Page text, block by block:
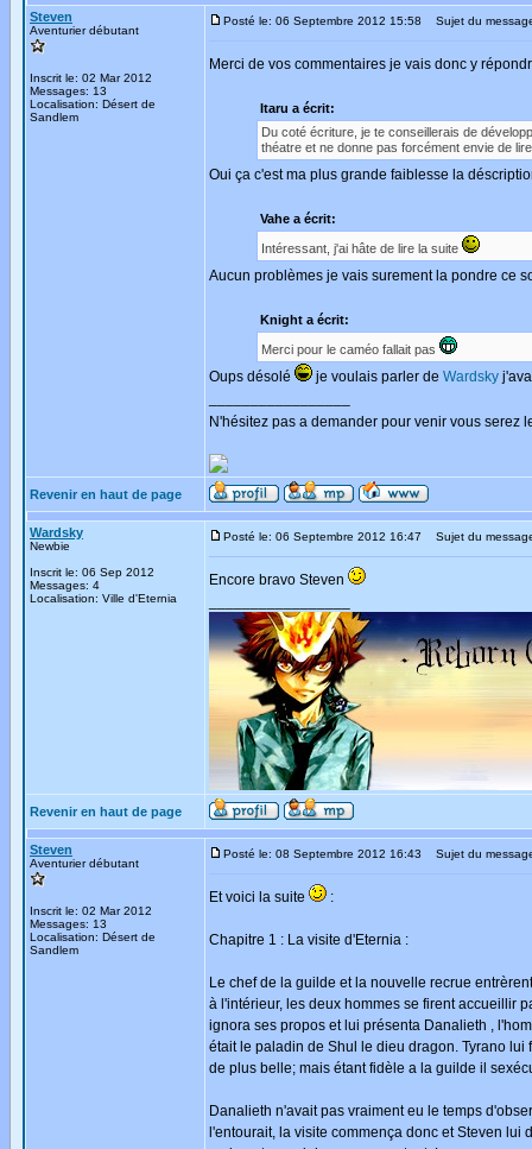
Steven
Aventurier débutant
Inscrit le: 02 Mar 2012
Messages: 13
Localisation: Désert de
Sandlem
Posté le: 06 Septembre 2012 15:58 Sujet du
Merci de vos commentaires je vais donc y
Itaru a écrit:
Du coté écriture, je te conseillerais de
théatre et ne donne pas forcément envie de
Oui ça c'est ma plus grande faiblesse la
Vahe a écrit:
Intéressant, j'ai hâte de lire la suite
Aucun problèmes je vais surement la pondre ce
Knight a écrit:
Merci pour le caméo fallait pas
Oups désolé je voulais parler de Wardsky
N'hésitez pas a demander pour venir vous serez
Revenir en haut de page
Wardsky
Newbie
Inscrit le: 06 Sep 2012
Messages: 4
Localisation: Ville d'Eternia
Posté le: 06 Septembre 2012 16:47 Sujet du
Encore bravo Steven
Revenir en haut de page
Steven
Aventurier débutant
Inscrit le: 02 Mar 2012
Messages: 13
Localisation: Désert de
Sandlem
Posté le: 08 Septembre 2012 16:43 Sujet du
Et voici la suite :
Chapitre 1 : La visite d'Eternia :
Le chef de la guilde et la nouvelle recrue
à l'intérieur, les deux hommes se firent accueillir
ignora ses propos et lui présenta Danalieth ,
était le paladin de Shul le dieu dragon. Tyrano
de plus belle; mais étant fidèle a la guilde il
Danalieth n'avait pas vraiment eu le temps
l'entourait, la visite commença donc et Steven